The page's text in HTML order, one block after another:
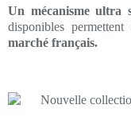
Un mécanisme ultra
disponibles permettent
marché français.